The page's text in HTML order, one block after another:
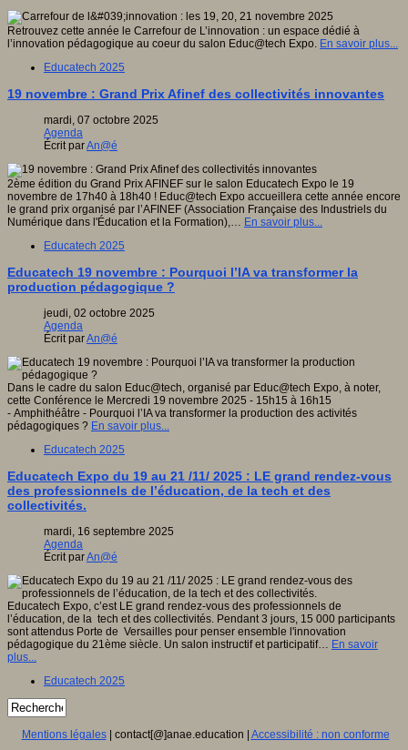
Retrouvez cette année le Carrefour de L’innovation : un espace dédié à
l’innovation pédagogique au coeur du salon Educ@tech Expo. En savoir plus...
Educatech 2025
19 novembre : Grand Prix Afinef des collectivités innovantes
mardi, 07 octobre 2025
Agenda
Écrit parAn@é
2ème édition du Grand Prix AFINEF sur le salon Educatech Expo le 19
novembre de 17h40 à 18h40 ! Educ@tech Expo accueillera cette année encore
le grand prix organisé par l’AFINEF (Association Française des Industriels du
Numérique dans l'Éducation et la Formation),… En savoir plus...
Educatech 2025
Educatech 19 novembre : Pourquoi l’IA va transformer la
production pédagogique ?
jeudi, 02 octobre 2025
Agenda
Écrit parAn@é
Dans le cadre du salon Educ@tech, organisé par Educ@tech Expo, à noter,
cette Conférence le Mercredi 19 novembre 2025 - 15h15 à 16h15
- Amphithéâtre - Pourquoi l’IA va transformer la production des activités
pédagogiques ? En savoir plus...
Educatech 2025
Educatech Expo du 19 au 21 /11/ 2025 : LE grand rendez-vous
des professionnels de l’éducation, de la tech et des
collectivités.
mardi, 16 septembre 2025
Agenda
Écrit parAn@é
Educatech Expo, c’est LE grand rendez-vous des professionnels de
l’éducation, de la tech et des collectivités. Pendant 3 jours, 15 000 participants
sont attendus Porte de Versailles pour penser ensemble l'innovation
pédagogique du 21ème siècle. Un salon instructif et participatif… En savoir
plus...
Educatech 2025
Mentions légales| contact[@]anae.education | Accessibilité : non conforme